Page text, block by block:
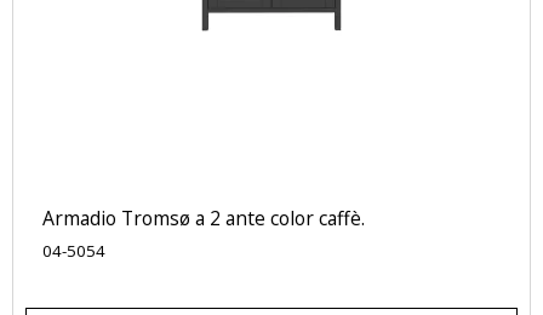
Armadio Tromsø a 2 ante color caffè.
04-5054